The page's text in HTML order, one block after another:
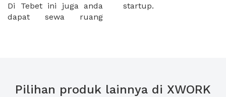
Di Tebet ini juga anda
dapat sewa ruang
startup.
Pilihan produk lainnya di XWORK